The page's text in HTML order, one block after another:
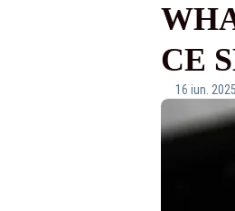
CE
16 iun.